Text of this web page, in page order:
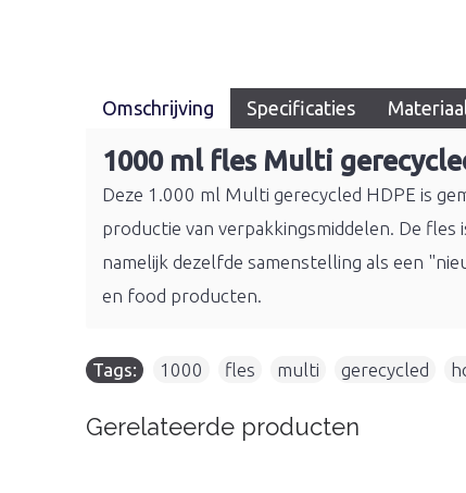
Omschrijving Specificaties
1000 ml fles Multi
Deze 1.000 ml Multi gerecycled HDPE is
productie van verpakkingsmiddelen. De
namelijk dezelfde samenstelling als een
en food producten.
Tags: 1000 fles multi gerecycled
Gerelateerde producten